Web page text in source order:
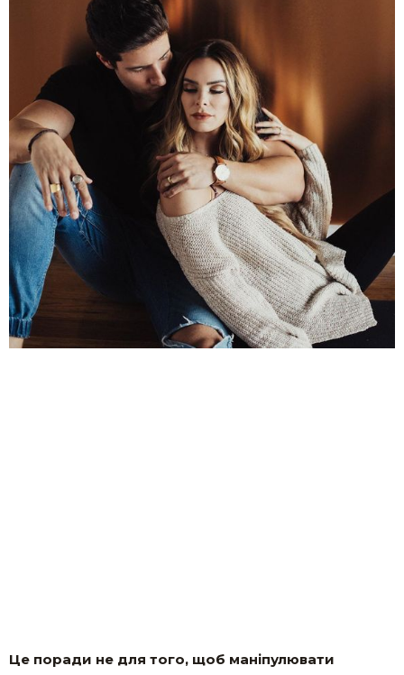
Це поради не для того, щоб маніпулювати